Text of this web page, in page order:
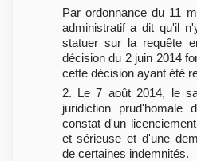
Par ordonnance du 11
administratif a dit qu'il
statuer sur la requête
décision du 2 juin 2014
cette décision ayant été
2. Le 7 août 2014, le
juridiction prud'homale
constat d'un
et sérieuse et d'une
de certaines indemnités.